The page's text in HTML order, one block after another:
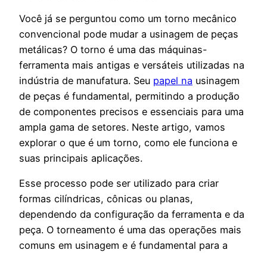
Você já se perguntou como um torno mecânico
convencional pode mudar a usinagem de peças
metálicas? O torno é uma das máquinas-
ferramenta mais antigas e versáteis utilizadas na
indústria de manufatura. Seu papel na usinagem
de peças é fundamental, permitindo a produção
de componentes precisos e essenciais para uma
ampla gama de setores. Neste artigo, vamos
explorar o que é um torno, como ele funciona e
suas principais aplicações.
Esse processo pode ser utilizado para criar
formas cilíndricas, cônicas ou planas,
dependendo da configuração da ferramenta e da
peça. O torneamento é uma das operações mais
comuns em usinagem e é fundamental para a